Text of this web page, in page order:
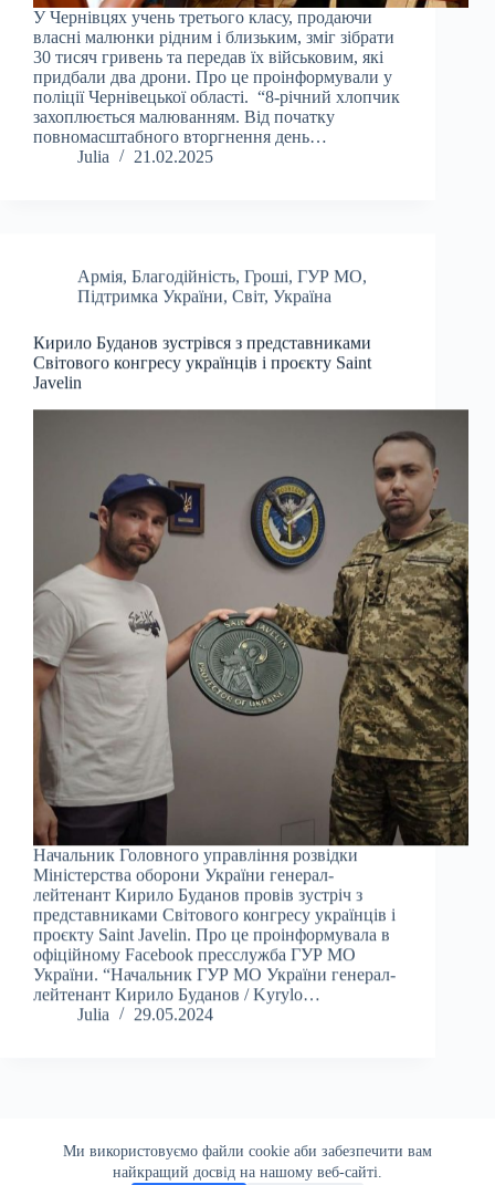
Ми використовуємо файли cookie аби забезпечити вам
найкращий досвід на нашому веб-сайті.
У Чернівцях учень третього класу, продаючи
власні малюнки рідним і близьким, зміг зібрати
30 тисяч гривень та передав їх військовим, які
придбали два дрони. Про це проінформували у
поліції Чернівецької області. “8-річний хлопчик
захоплюється малюванням. Від початку
повномасштабного вторгнення день…
Julia
21.02.2025
Армія, Благодійність, Гроші, ГУР МО,
Підтримка України, Світ, Україна
Кирило Буданов зустрівся з представниками
Світового конгресу українців і проєкту Saint
Javelin
Начальник Головного управління розвідки
Міністерства оборони України генерал-
лейтенант Кирило Буданов провів зустріч з
представниками Світового конгресу українців і
проєкту Saint Javelin. Про це проінформувала в
офіційному Facebook пресслужба ГУР МО
України. “Начальник ГУР МО України генерал-
лейтенант Кирило Буданов / Kyrylo…
Julia
29.05.2024
ДАЛІ